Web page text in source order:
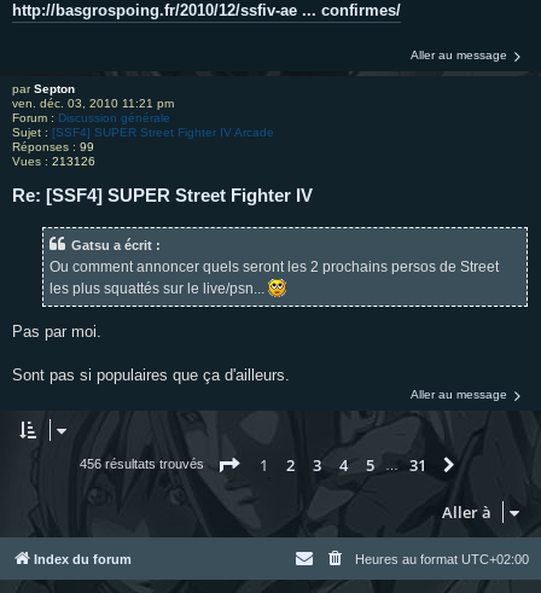
http://basgrospoing.fr/2010/12/ssfiv-ae ... confirmes/
Aller au message
parSepton
ven. déc. 03, 2010 11:21 pm
Forum : Discussion générale
Sujet : [SSF4] SUPER Street Fighter IV Arcade
Réponses : 99
Vues : 213126
Re: [SSF4] SUPER Street Fighter IV
Gatsu a écrit :
Ou comment annoncer quels seront les 2 prochains persos de Street
les plus squattés sur le live/psn...
Pas par moi.
Sont pas si populaires que ça d'ailleurs.
Aller au message
456 résultats trouvés Page 1sur31
1 2 3 4 5 31
Aller à
Index du forum Heures au format UTC+02:00